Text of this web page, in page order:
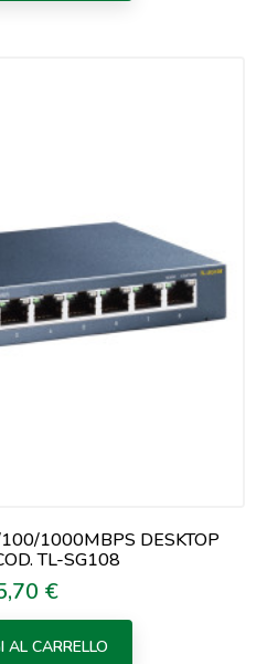
1000MBPS DESKTOP
TL-SG108
€
AL CARRELLO